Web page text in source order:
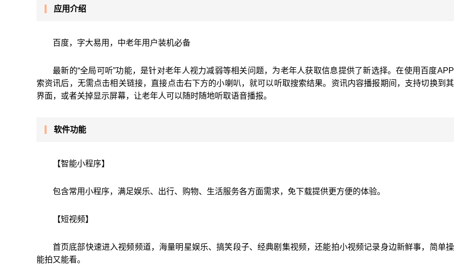
应用介绍
百度，字大易用，中老年用户装机必备
最新的“全局可听”功能，是针对老年人视力减弱等相关问题，为老年人获取信息提供了新选择。在使用百度
索资讯后，无需点击相关链接，直接点击右下方的小喇叭，就可以听取搜索结果。资讯内容播报期间，支持切换到
界面，或者关掉显示屏幕，让老年人可以随时随地听取语音播报。
软件功能
【智能小程序】
包含常用小程序，满足娱乐、出行、购物、生活服务各方面需求，免下载提供更方便的体验。
【短视频】
首页底部快速进入视频频道，海量明星娱乐、搞笑段子、经典剧集视频，还能拍小视频记录身边新鲜事，简单
能拍又能看。